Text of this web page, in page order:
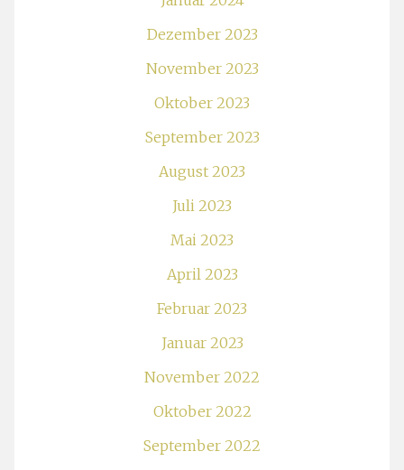
Dezember 2023
November 2023
Oktober 2023
September 2023
August 2023
Juli 2023
Mai 2023
April 2023
Februar 2023
Januar 2023
November 2022
Oktober 2022
September 2022